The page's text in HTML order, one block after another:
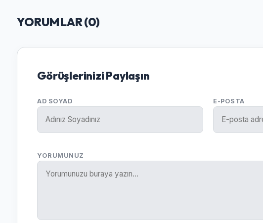
YORUMLAR (0)
Görüşlerinizi Paylaşın
AD SOYAD E-POSTA
YORUMUNUZ